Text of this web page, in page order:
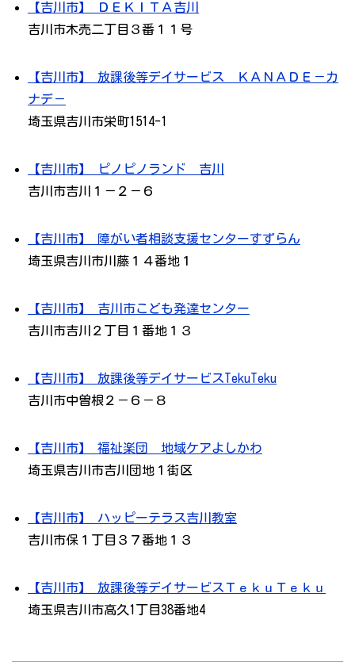
【吉川市】 ＤＥＫＩＴＡ吉川
吉川市木売二丁目３番１１号
【吉川市】 放課後等デイサービス ＫＡＮＡＤＥ－カ
ナデ－
埼玉県吉川市栄町1514-1
【吉川市】 ピノピノランド 吉川
吉川市吉川１－２－６
【吉川市】 障がい者相談支援センターすずらん
埼玉県吉川市川藤１４番地１
【吉川市】 吉川市こども発達センター
吉川市吉川２丁目１番地１３
【吉川市】 放課後等デイサービスTekuTeku
吉川市中曽根２－６－８
【吉川市】 福祉楽団 地域ケアよしかわ
埼玉県吉川市吉川団地１街区
【吉川市】 ハッピーテラス吉川教室
吉川市保１丁目３７番地１３
【吉川市】 放課後等デイサービスＴｅｋｕＴｅｋｕ
埼玉県吉川市高久1丁目38番地4